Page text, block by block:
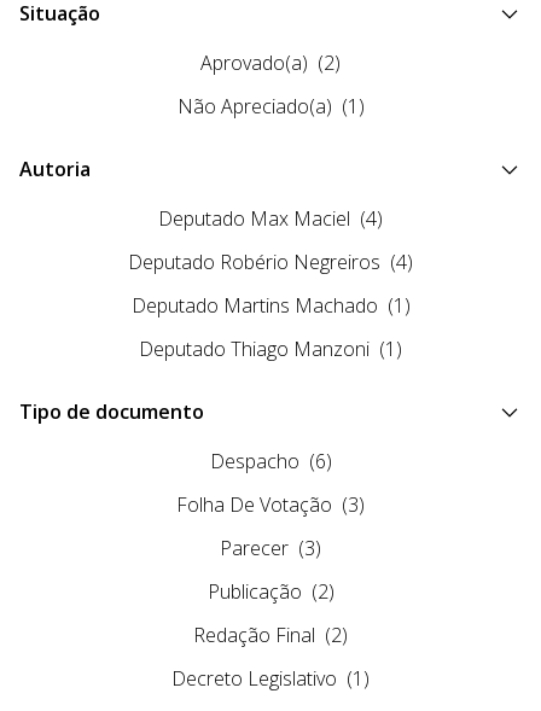
Situação
Aprovado(a) (2)
Não Apreciado(a) (1)
Autoria
Deputado Max Maciel (4)
Deputado Robério Negreiros (4)
Deputado Martins Machado (1)
Deputado Thiago Manzoni (1)
Tipo de documento
Despacho (6)
Folha De Votação (3)
Parecer (3)
Publicação (2)
Redação Final (2)
Decreto Legislativo (1)